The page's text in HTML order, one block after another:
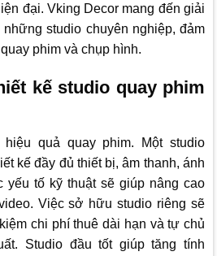
đại. Vking Decor mang đến giải
studio chuyên nghiệp, đảm
phim và chụp hình.
kế studio quay phim
quả quay phim. Một studio
kế đầy đủ thiết bị, âm thanh, ánh
yếu tố kỹ thuật sẽ giúp nâng cao
Việc sở hữu studio riêng sẽ
chi phí thuê dài hạn và tự chủ
Studio đầu tốt giúp tăng tính